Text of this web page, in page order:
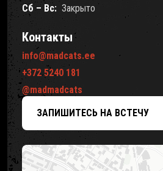
Сб – Вс: Закрыто
Контакты
info@madcats.ee
+372 5240 181
@madmadcats
ЗАПИШИТЕСЬ НА ВСТЕЧУ